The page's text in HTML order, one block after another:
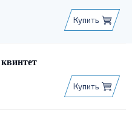
Купить
Купить